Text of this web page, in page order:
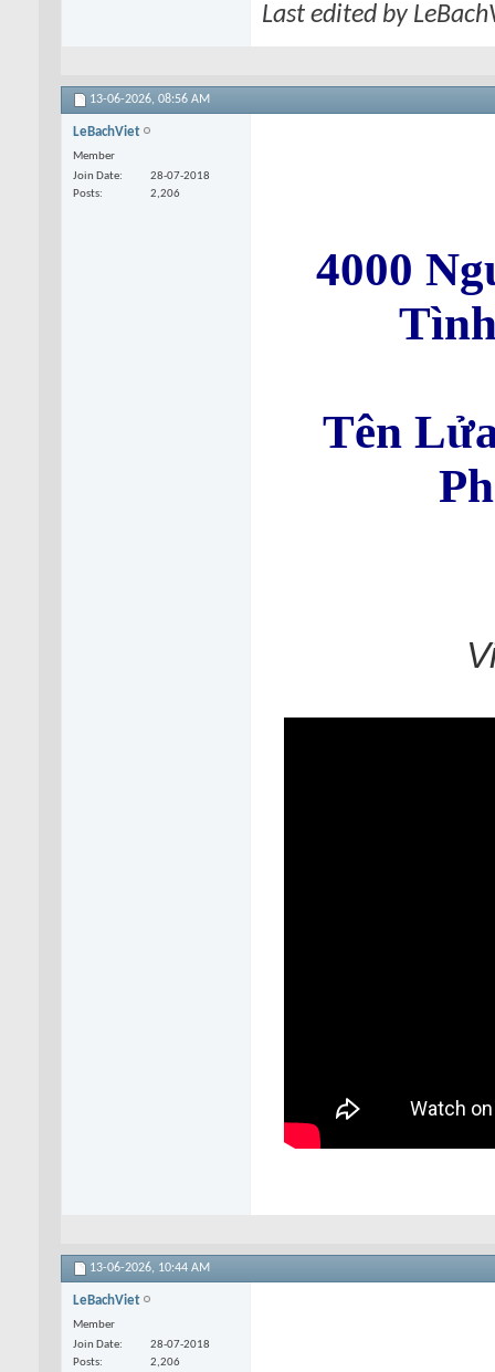
Last edited by
13-06-2026, 08:56 AM
LeBachViet
Member
Join Date
28-07-2018
Posts
2,206
4000
Tên
13-06-2026, 10:44 AM
LeBachViet
Member
Join Date
28-07-2018
Posts
2,206